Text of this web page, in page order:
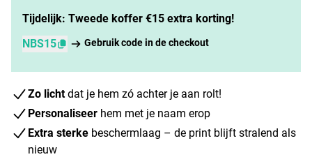
Tijdelijk: Tweede koffer €15 extra korting!
NBS15
Gebruik code in de checkout
Zo lichtdat je hem zó achter je aan rolt!
Personaliseer hem met je naam erop
Extra sterke beschermlaag – de print blijft stralend als
nieuw